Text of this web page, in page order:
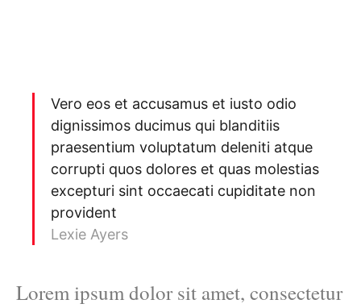
Vero eos et accusamus et iusto odio
dignissimos ducimus qui blanditiis
praesentium voluptatum deleniti atque
corrupti quos dolores et quas molestias
excepturi sint occaecati cupiditate non
provident
Lexie Ayers
Lorem ipsum dolor sit amet, consectetur